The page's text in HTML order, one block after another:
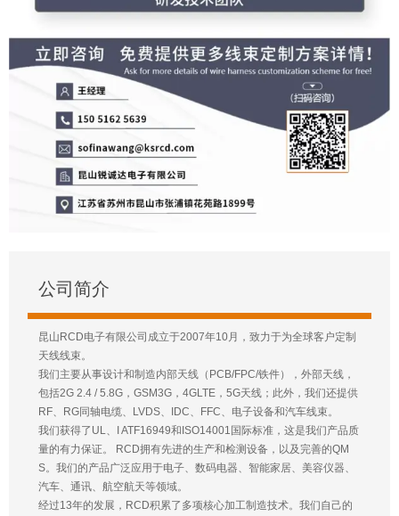
公司简介
昆山RCD电子有限公司成立于2007年10月，致力于为全球客户定制
天线线束。
我们主要从事设计和制造内部天线（PCB/FPC/铁件），外部天线，
包括2G 2.4 / 5.8G，GSM3G，4GLTE，5G天线；此外，我们还提供
RF、RG同轴电缆、LVDS、IDC、FFC、电子设备和汽车线束。
我们获得了UL、I ATF16949和ISO14001国际标准，这是我们产品质
量的有力保证。 RCD拥有先进的生产和检测设备，以及完善的QM
S。我们的产品广泛应用于电子、数码电器、智能家居、美容仪器、
汽车、通讯、航空航天等领域。
经过13年的发展，RCD积累了多项核心加工制造技术。我们自己的